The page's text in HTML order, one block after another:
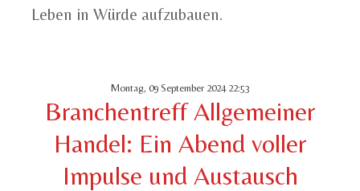
Leben in Würde aufzubauen.
Montag, 09 September 2024 22:53
Branchentreff Allgemeiner
Handel: Ein Abend voller
Impulse und Austausch